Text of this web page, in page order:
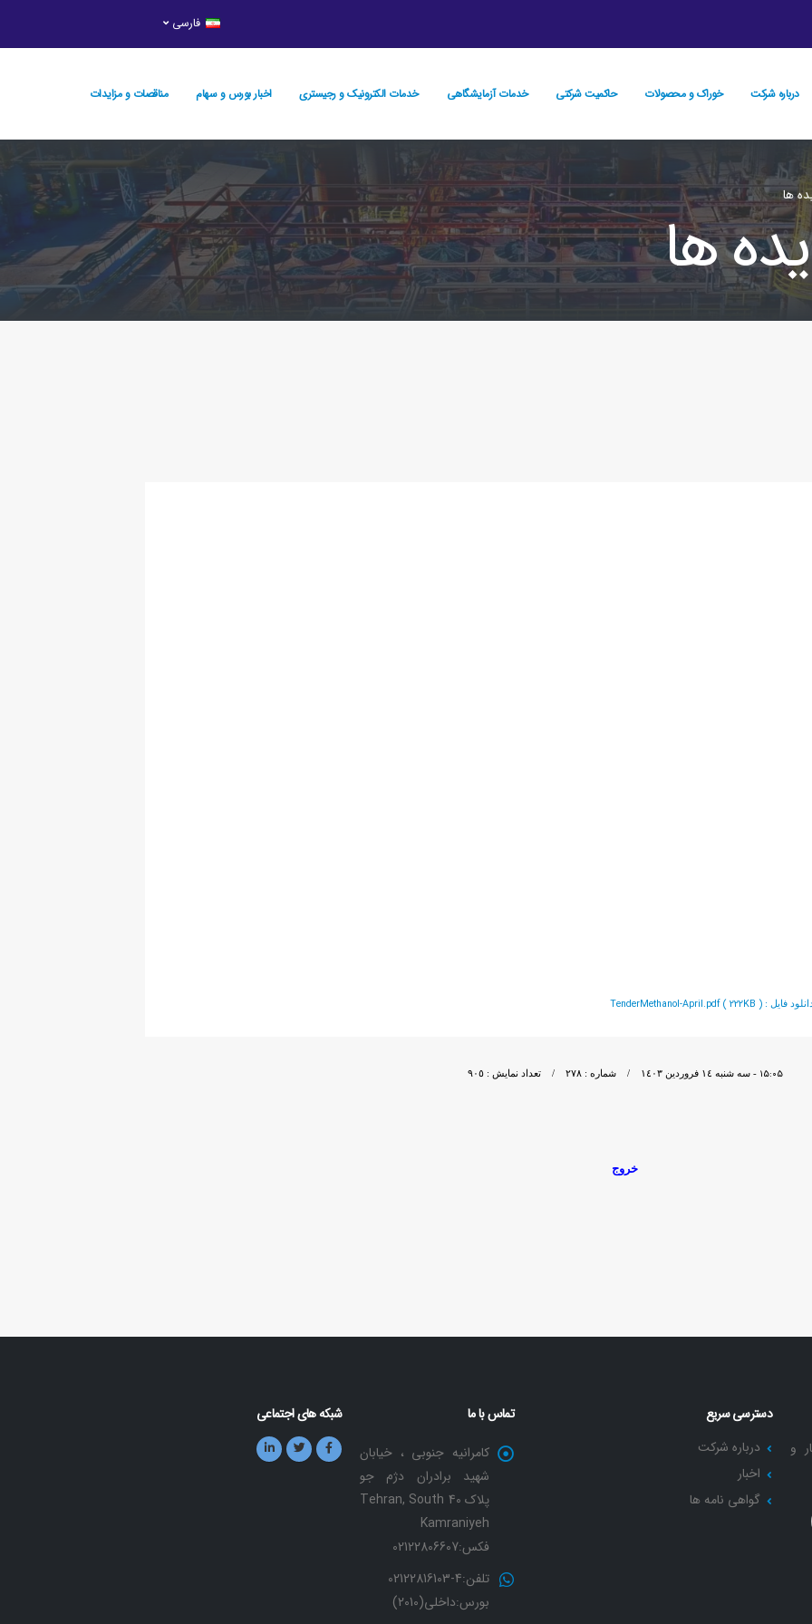
فارسی
درباره شرکت خوراک و محصولات حاكميت شركتي خدمات آزمایشگاهی خدمات الکترونیک و رجيستري اخبار بورس و سهام مناقصات و مزایدات
ها
ها
فايل :TenderMethanol-April.pdf ( 222KB )
١٥:٠٥ - سه شنبه ١٤ فروردين ١٤٠٣ / شماره : ٢٧٨ / تعداد نمایش : ٩٠٥
خروج
و
دسترسی سریع
درباره شرکت
اخبار
گواهی نامه ها
تماس با ما
کامرانیه جنوبی ، خیابان
شهید برادران دژم جو
پلاک 40 Tehran, South
Kamraniyeh
فکس:02122806607
تلفن:4-02122816103
بورس:داخلی(2010)
شبکه های اجتماعی